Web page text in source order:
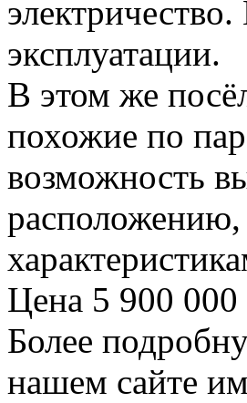
эксплуатации.
В этом же
похожие по
возможность
расположению,
Цена 5 900 000
Более
нашем сайте